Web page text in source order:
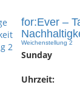
for:Ever –
Weichenstellung 2
Sunday
Uhrzeit: